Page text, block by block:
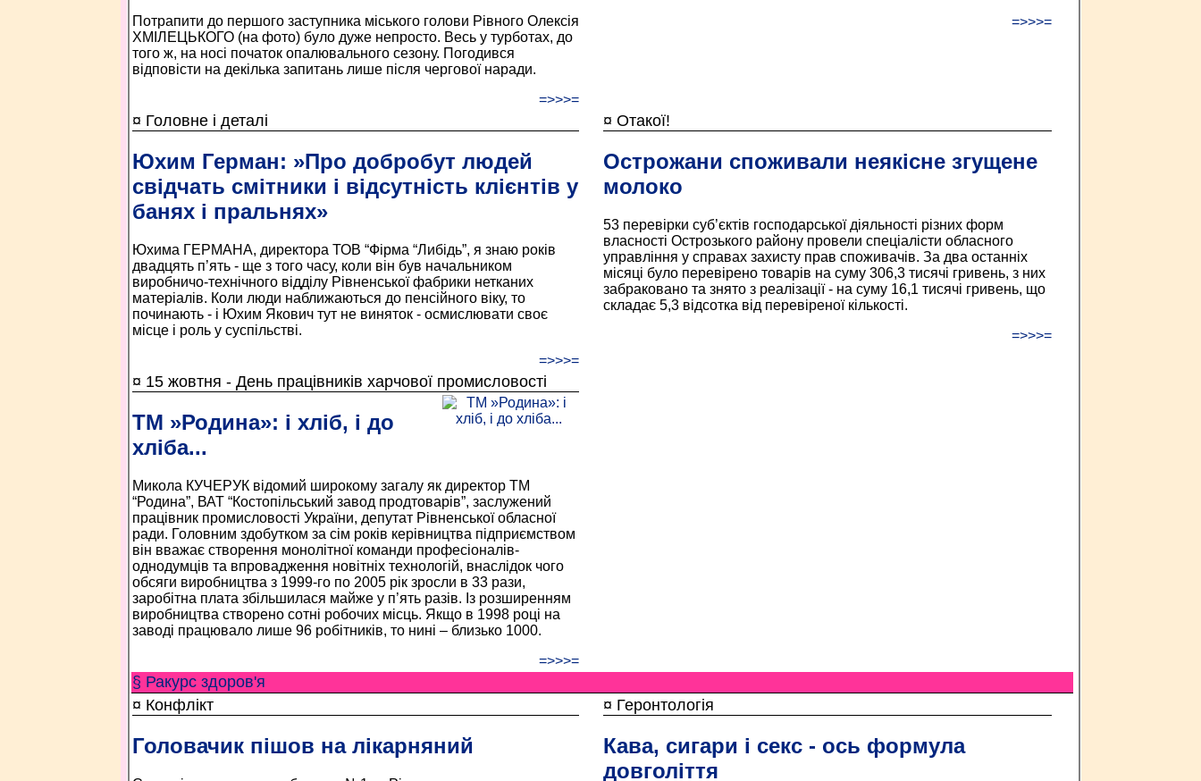
Потрапити до першого заступника міського голови Рівного Олексія
ХМІЛЕЦЬКОГО (на фото) було дуже непросто. Весь у турботах, до
того ж, на носі початок опалювального сезону. Погодився
відповісти на декілька запитань лише після чергової наради.
=>>>=
=>>>=
¤ Головне і деталі
Юхим Герман: »Про добробут людей
свідчать смітники і відсутність клієнтів у
банях і пральнях»
Юхима ГЕРМАНА, директора ТОВ “Фірма “Либідь”, я знаю років
двадцять п’ять - ще з того часу, коли він був начальником
виробничо-технічного відділу Рівненської фабрики нетканих
матеріалів. Коли люди наближаються до пенсійного віку, то
починають - і Юхим Якович тут не виняток - осмислювати своє
місце і роль у суспільстві.
=>>>=
¤ Отакої!
Острожани споживали неякісне згущене
молоко
53 перевірки суб’єктів господарської діяльності різних форм
власності Острозького району провели спеціалісти обласного
управління у справах захисту прав споживачів. За два останніх
місяці було перевірено товарів на суму 306,3 тисячі гривень, з них
забраковано та знято з реалізації - на суму 16,1 тисячі гривень, що
складає 5,3 відсотка від перевіреної кількості.
=>>>=
¤ 15 жовтня - День працівників харчової промисловості
ТМ »Родина»: і хліб, і до
хліба...
Микола КУЧЕРУК відомий широкому загалу як директор ТМ
“Родина”, ВАТ “Костопільський завод продтоварів”, заслужений
працівник промисловості України, депутат Рівненської обласної
ради. Головним здобутком за сім років керівництва підприємством
він вважає створення монолітної команди професіоналів-
однодумців та впровадження новітніх технологій, внаслідок чого
обсяги виробництва з 1999-го по 2005 рік зросли в 33 рази,
заробітна плата збільшилася майже у п’ять разів. Із розширенням
виробництва створено сотні робочих місць. Якщо в 1998 році на
заводі працювало лише 96 робітників, то нині – близько 1000.
=>>>=
§ Ракурс здоров'я
¤ Конфлікт
Головачик пішов на лікарняний
¤ Геронтологія
Кава, сигари і секс - ось формула
довголіття